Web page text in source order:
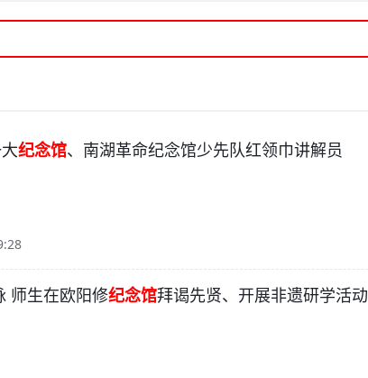
纪念馆、南湖革命纪念馆少先队红领巾讲解员
师生在欧阳修纪念馆拜谒先贤、开展非遗研学活动